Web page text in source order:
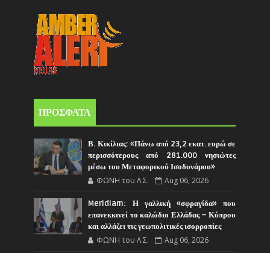
ΠΡΟΣΦΑΤΑ
Β. Κικίλιας: «Πάνω από 23,2 εκατ. ευρώ σε
περισσότερους από 281.000 νησιώτες
μέσω του Μεταφορικού Ισοδυνάμου»
ΦΩΝΗ του Λ.Σ. Aug 06, 2026
Meridiam: Η γαλλική «σφραγίδα» που
επανεκκινεί το καλώδιο Ελλάδας – Κύπρου
και αλλάζει τις γεωπολιτικές ισορροπίες
ΦΩΝΗ του Λ.Σ. Aug 06, 2026